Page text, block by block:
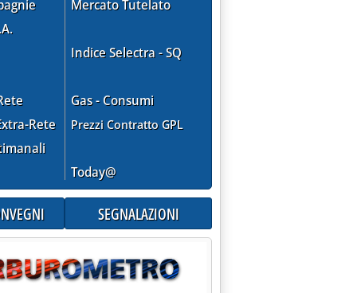
in Romania'
Rete
Mercato Tutelato
Indice Selectra - SQ
Gas - Consumi
Prezzi Contratto GPL
Today@
SEGNALAZIONI